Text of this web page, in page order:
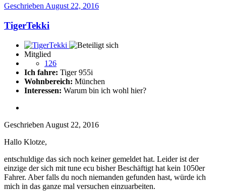
GeschriebenAugust 22, 2016
TigerTekki
Mitglied
126
Ich fahre: Tiger 955i
Wohnbereich: München
Interessen: Warum bin ich wohl hier?
Geschrieben August 22, 2016
Hallo Klotze,
entschuldige das sich noch keiner gemeldet hat. Leider ist der
einzige der sich mit tune ecu bisher Beschäftigt hat kein 1050er
Fahrer. Aber falls du noch niemanden gefunden hast, würde ich
mich in das ganze mal versuchen einzuarbeiten.